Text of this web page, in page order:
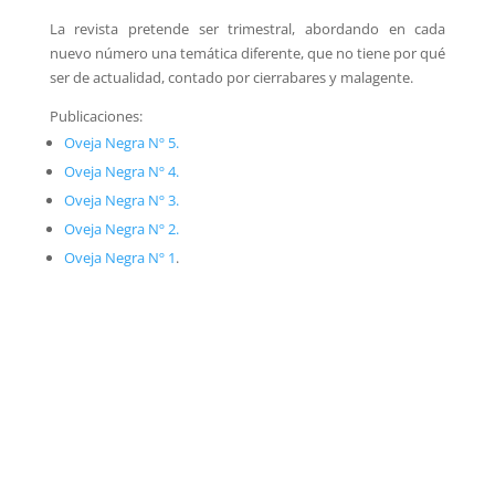
La revista pretende ser trimestral, abordando en cada
nuevo número una temática diferente, que no tiene por qué
ser de actualidad,contado por cierrabares y malagente.
Publicaciones:
Oveja Negra Nº 5.
Oveja Negra Nº 4.
Oveja Negra Nº 3.
Oveja Negra Nº 2.
Oveja Negra Nº 1.